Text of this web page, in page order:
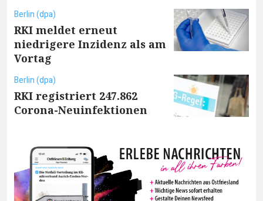
Berlin (dpa)
RKI meldet erneut
niedrigere Inzidenz als am
Vortag
Berlin (dpa)
RKI registriert 247.862
Corona-Neuinfektionen